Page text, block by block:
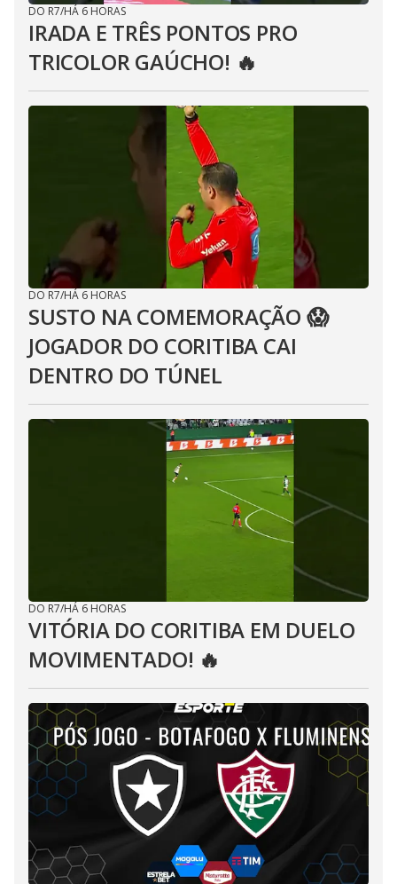
DO R7/HÁ 6 HORAS
IRADA E TRÊS PONTOS PRO
TRICOLOR GAÚCHO! 🔥
DO R7/HÁ 6 HORAS
SUSTO NA COMEMORAÇÃO 😱
JOGADOR DO CORITIBA CAI
DENTRO DO TÚNEL
DO R7/HÁ 6 HORAS
VITÓRIA DO CORITIBA EM DUELO
MOVIMENTADO! 🔥